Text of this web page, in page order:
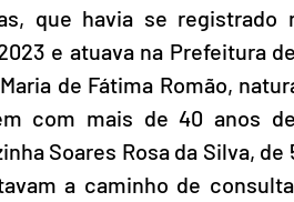
que havia se registrado
e atuava na Prefeitura
de Fátima Romão,
com mais de 40 anos
Soares Rosa da Silva,
a caminho de